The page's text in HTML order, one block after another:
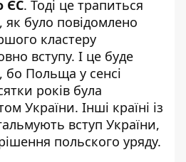
ЄС. Тоді це трапиться
як було повідомлено
кластеру
вступу. І це буде
Польща у сенсі
років була
України. Інші країні із
вступ України,
польского уряду.